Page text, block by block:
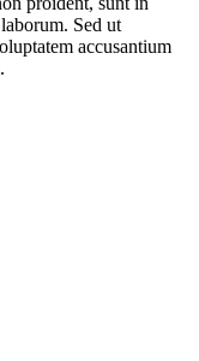
Sed ut
accusantium